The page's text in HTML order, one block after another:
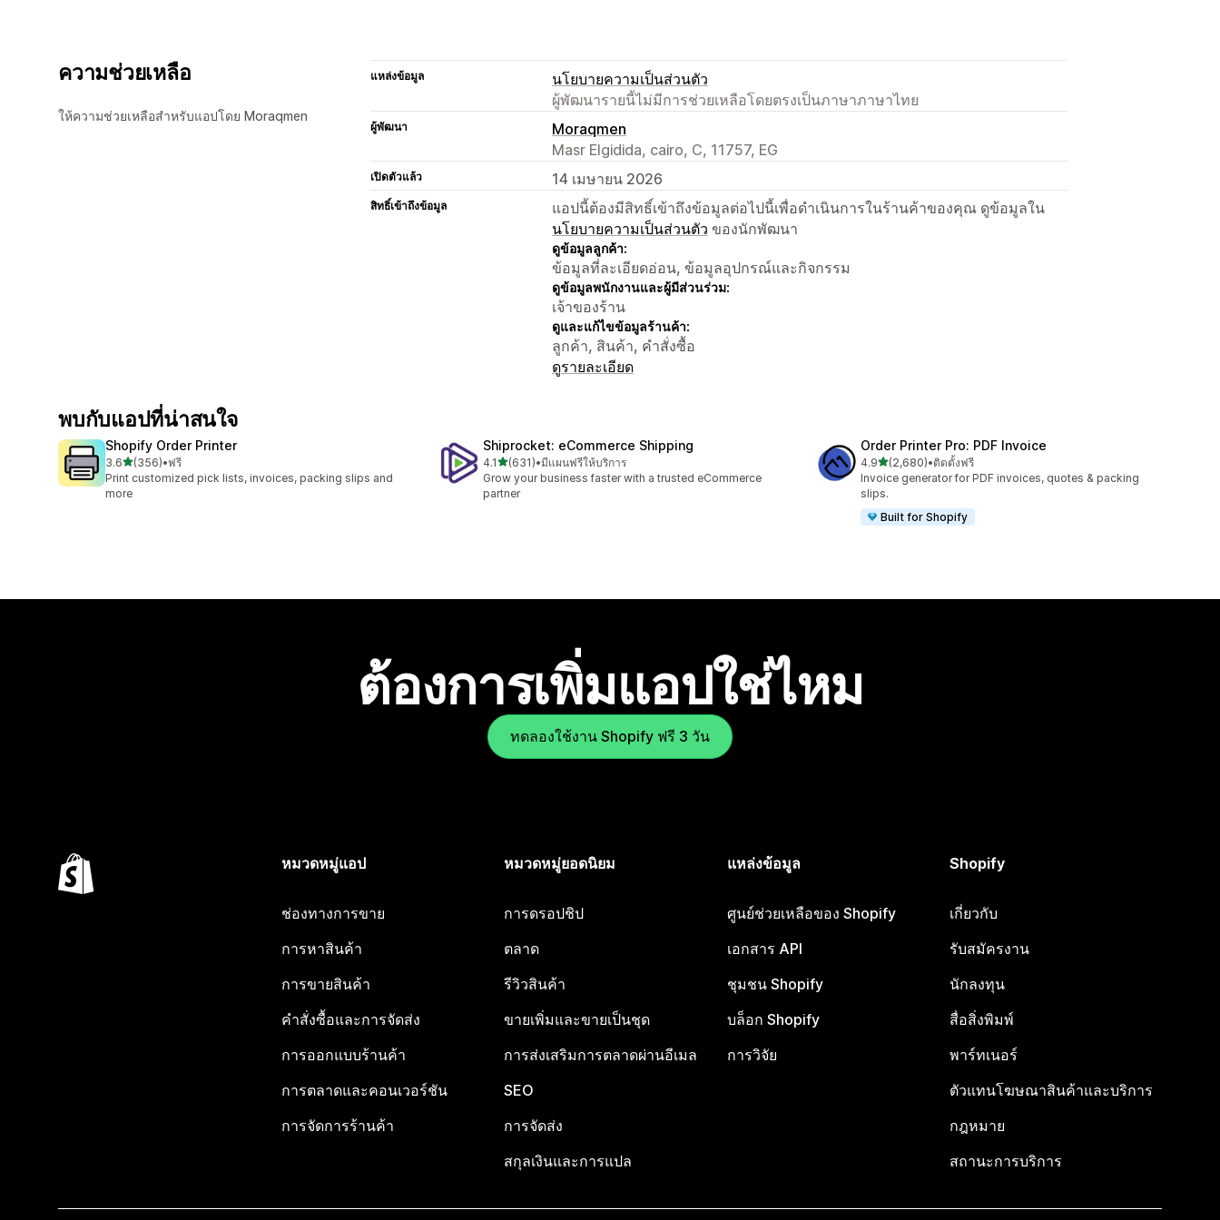
ความช่วยเหลือ
ให้ความช่วยเหลือสำหรับแอปโดย Moraqmen
แหล่งข้อมูล
นโยบายความเป็นส่วนตัว
ผู้พัฒนารายนี้ไม่มีการช่วยเหลือโดยตรงเป็นภาษาภาษาไทย
ผู้พัฒนา
Moraqmen
Masr Elgidida, cairo, C, 11757, EG
เปิดตัวแล้ว 14 เมษายน 2026
สิทธิ์เข้าถึงข้อมูล
แอปนี้ต้องมีสิทธิ์เข้าถึงข้อมูลต่อไปนี้เพื่อดำเนินการในร้านค้าของคุณ ดูข้อมูลใน
นโยบายความเป็นส่วนตัว ของนักพัฒนา
ดูข้อมูลลูกค้า:
ข้อมูลที่ละเอียดอ่อน, ข้อมูลอุปกรณ์และกิจกรรม
ดูข้อมูลพนักงานและผู้มีส่วนร่วม:
เจ้าของร้าน
ดูและแก้ไขข้อมูลร้านค้า:
ลูกค้า, สินค้า, คำสั่งซื้อ
ดูรายละเอียด
พบกับแอปที่น่าสนใจ
Shopify Order Printer
3.6เต็ม 5 ดาว
(356)
ทั้งหมด 356 รีวิว
•ฟรี
Print customized pick lists, invoices, packing slips and
more
Shiprocket: eCommerce Shipping
4.1เต็ม 5 ดาว
(631)
ทั้งหมด 631 รีวิว
•มีแผนฟรีให้บริการ
Grow your business faster with a trusted eCommerce
partner
Order Printer Pro: PDF Invoice
4.9เต็ม 5 ดาว
(2,680)
ทั้งหมด 2680 รีวิว
•ติดตั้งฟรี
Invoice generator for PDF invoices, quotes & packing
slips.
Built for Shopify
ต้องการเพิ่มแอปใช่ไหม
ทดลองใช้งาน Shopify ฟรี 3 วัน
หมวดหมู่แอป
ช่องทางการขาย
การหาสินค้า
การขายสินค้า
คำสั่งซื้อและการจัดส่ง
การออกแบบร้านค้า
การตลาดและคอนเวอร์ชัน
การจัดการร้านค้า
หมวดหมู่ยอดนิยม
การดรอปชิป
ตลาด
รีวิวสินค้า
ขายเพิ่มและขายเป็นชุด
การส่งเสริมการตลาดผ่านอีเมล
SEO
การจัดส่ง
สกุลเงินและการแปล
แหล่งข้อมูล
ศูนย์ช่วยเหลือของ Shopify
เอกสาร API
ชุมชน Shopify
บล็อก Shopify
การวิจัย
Shopify
เกี่ยวกับ
รับสมัครงาน
นักลงทุน
สื่อสิ่งพิมพ์
พาร์ทเนอร์
ตัวแทนโฆษณาสินค้าและบริการ
กฎหมาย
สถานะการบริการ